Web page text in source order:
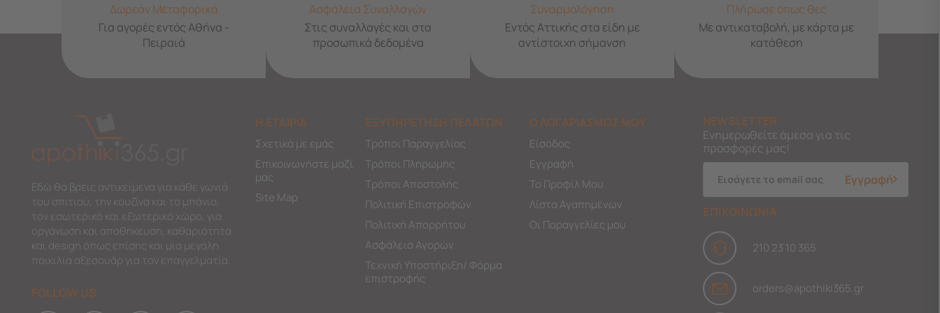
Δωρεάν Μεταφορικά
Για αγορές εντός Αθήνα -
Πειραιά
Ασφάλεια Συναλλαγών
Στις συναλλαγές και στα
προσωπικά δεδομένα
Συναρμολόγηση
Εντός Αττικής στα είδη με
αντίστοιχη σήμανση
Πλήρωσε όπως θες
Με αντικαταβολή, με κάρτα με
κατάθεση
Εδώ θα βρεις αντικείμενα για κάθε γωνιά
του σπιτιού, την κουζίνα και το μπάνιο,
τον εσωτερικό και εξωτερικό χώρο, για
οργάνωση και αποθήκευση, καθαριότητα
και design όπως επίσης και μια μεγάλη
ποικιλία αξεσουάρ για τον επαγγελματία.
FOLLOW US
Η ΕΤΑΙΡΙΑ
Σχετικά με εμάς
Επικοινωνήστε μαζί
μας
Site Map
ΕΞΥΠΗΡΕΤΗΣΗ ΠΕΛΑΤΩΝ
Τρόποι Παραγγελίας
Τρόποι Πληρωμής
Τρόποι Αποστολής
Πολιτική Επιστροφών
Πολιτική Απορρήτου
Ασφάλεια Αγορών
Τεχνική Υποστήριξη/ Φόρμα
επιστροφής
Ο ΛΟΓΑΡΙΑΣΜΟΣ ΜΟΥ
Είσοδος
Εγγραφή
Το Προφίλ Μου
Λίστα Αγαπημένων
Οι Παραγγελίες μου
NEWSLETTER
Ενημερωθείτε άμεσα για τις
προσφορές μας!
Εγγραφή
ΕΠΙΚΟΙΝΩΝΙΑ
210 23 10 365
orders@apothiki365.gr